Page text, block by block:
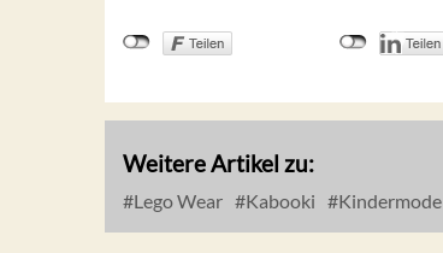
Weitere Artikel zu:
Lego Wear Kabooki Kindermode